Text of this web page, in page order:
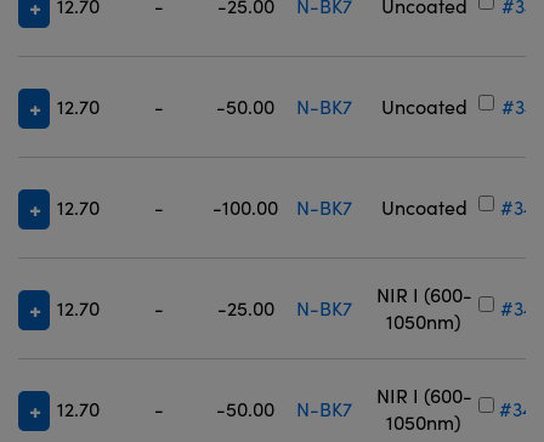
12.70 - -25.00 N-BK7 Uncoated
12.70 - -50.00 N-BK7 Uncoated
12.70 - -100.00 N-BK7 Uncoated
12.70 - -25.00 N-BK7
NIR I (600-
1050nm)
12.70 - -50.00 N-BK7
NIR I (600-
1050nm)